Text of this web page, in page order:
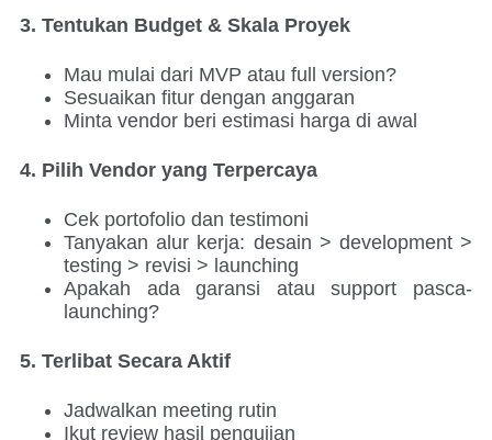
3. Tentukan Budget & Skala Proyek
Mau mulai dari MVP atau full version?
Sesuaikan fitur dengan anggaran
Minta vendor beri estimasi harga di awal
4. Pilih Vendor yang Terpercaya
Cek portofolio dan testimoni
Tanyakan alur kerja: desain > development >
testing > revisi > launching
Apakah ada garansi atau support pasca-
launching?
5. Terlibat Secara Aktif
Jadwalkan meeting rutin
Ikut review hasil pengujian